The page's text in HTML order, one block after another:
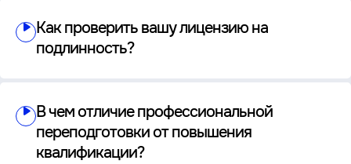
Как проверить вашу лицензию на
подлинность?
В чем отличие профессиональной
переподготовки от повышения
квалификации?